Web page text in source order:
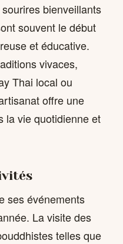
bienveillants
souvent le début
et éducative.
vivaces,
Thai local ou
offre une
la vie quotidienne et
ses événements
La visite des
telles que